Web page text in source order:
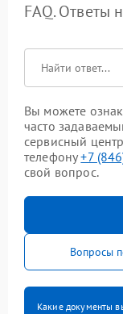
FAQ. Ответы
Вы можете
часто
сервисный
телефону+7
свой вопрос.
Вопросы
Какие документы